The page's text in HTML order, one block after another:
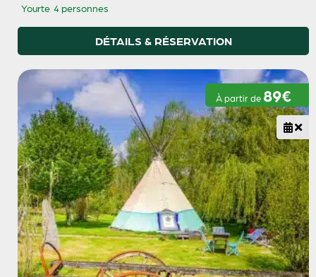
Yourte 4 personnes
DÉTAILS & RÉSERVATION
À partir de 89€